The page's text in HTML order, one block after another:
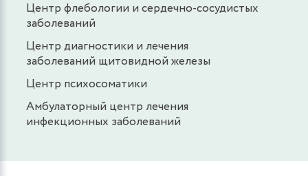
Центр флебологии и сердечно-сосудистых
заболеваний
Центр диагностики и лечения
заболеваний щитовидной железы
Центр психосоматики
Амбулаторный центр лечения
инфекционных заболеваний